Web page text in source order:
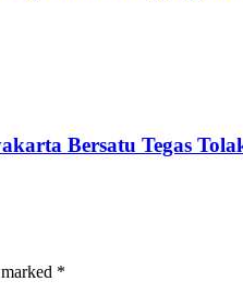
Bersatu Tegas
*